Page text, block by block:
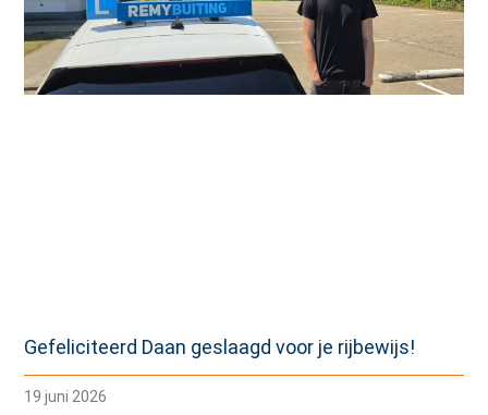
Gefeliciteerd Daan geslaagd voor je rijbewijs!
19 juni 2026